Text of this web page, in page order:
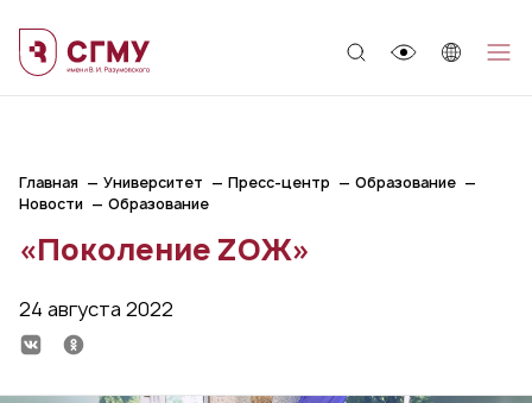
Главная Университет Пресс-центр
Образование
Новости
Образование
«Поколение ZOЖ»
24 августа 2022